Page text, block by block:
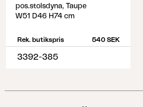
pos.stolsdyna, Taupe
W51 D46 H74 cm
Rek. butikspris 540 SEK
3392-385